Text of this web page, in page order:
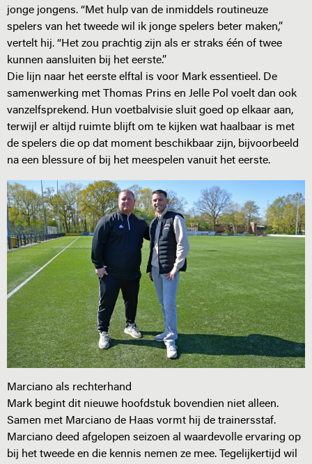
jonge jongens. “Met hulp van de inmiddels routineuze
spelers van het tweede wil ik jonge spelers beter maken,”
vertelt hij. “Het zou prachtig zijn als er straks één of twee
kunnen aansluiten bij het eerste.”
Die lijn naar het eerste elftal is voor Mark essentieel. De
samenwerking met Thomas Prins en Jelle Pol voelt dan ook
vanzelfsprekend. Hun voetbalvisie sluit goed op elkaar aan,
terwijl er altijd ruimte blijft om te kijken wat haalbaar is met
de spelers die op dat moment beschikbaar zijn, bijvoorbeeld
na een blessure of bij het meespelen vanuit het eerste.
Marciano als rechterhand
Mark begint dit nieuwe hoofdstuk bovendien niet alleen.
Samen met Marciano de Haas vormt hij de trainersstaf.
Marciano deed afgelopen seizoen al waardevolle ervaring op
bij het tweede en die kennis nemen ze mee. Tegelijkertijd wil